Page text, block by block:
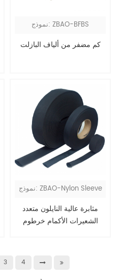
نموذج: ZBAO-BFBS
كم مضفر من ألياف البازلت
نموذج: ZBAO-Nylon Sleeve
مثابرة عالية النايلون متعدد
الشعيرات الأكمام خرطوم
3 4